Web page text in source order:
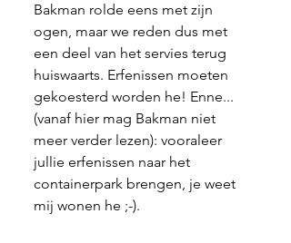
Bakman rolde eens met zijn
ogen, maar we reden dus met
een deel van het servies terug
huiswaarts. Erfenissen moeten
gekoesterd worden he! Enne...
(vanaf hier mag Bakman niet
meer verder lezen): vooraleer
jullie erfenissen naar het
containerpark brengen, je weet
mij wonen he ;-).